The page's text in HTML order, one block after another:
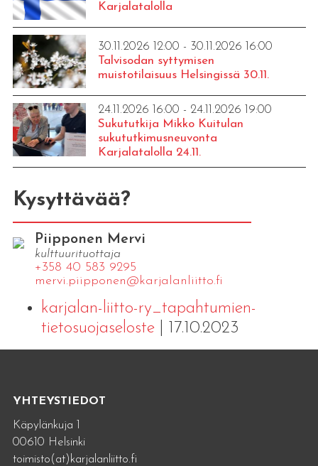
Karjalatalolla
30.11.2026 12:00 - 30.11.2026 16:00
Talvisodan syttymisen
muistotilaisuus Helsingissä 30.11.
24.11.2026 16:00 - 24.11.2026 19:00
Sukututkija Mikko Kuitulan
sukututkimusneuvonta
Karjalatalolla 24.11.
Kysyttävää?
Piipponen Mervi
kulttuurituottaja
+358 40 583 9295
mervi.​piipponen@​kar​jala​nlii​tto.​fi
karjalan-liitto-ry_tapahtumien-
tietosuojaseloste| 17.10.2023
YHTEYSTIEDOT
Käpylänkuja 1
00610 Helsinki
toimisto(at)karjalanliitto.fi